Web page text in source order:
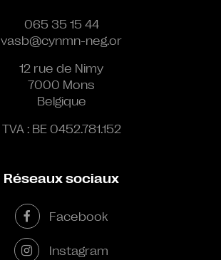
065 35 15 44
vasb@cynmn-neg.or
12 rue de Nimy
7000 Mons
Belgique
TVA : BE 0452.781.152
Réseaux sociaux
Facebook
Instagram